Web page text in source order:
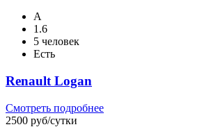
А
1.6
5 человек
Есть
Renault Logan
Смотреть подробнее
2500 руб/сутки